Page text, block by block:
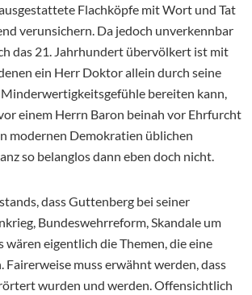
Flachköpfe mit Wort und Tat
verunsichern. Da jedoch unverkennbar
das 21. Jahrhundert übervölkert ist mit
ein Herr Doktor allein durch seine
Minderwertigkeitsgefühle bereiten kann,
einem Herrn Baron beinah vor Ehrfurcht
modernen Demokratien üblichen
so belanglos dann eben doch nicht.
dass Guttenberg bei seiner
Bundeswehrreform, Skandale um
eigentlich die Themen, die eine
muss erwähnt werden, dass
wurden und werden. Offensichtlich